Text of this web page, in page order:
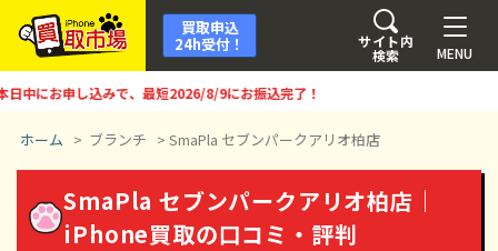
MENU
サイト内
検索
買取申込
24h受付！
お申し込みで、最短2026/8/9にお振込完了！
ホーム > ブランチ > SmaPla セブンパークアリオ柏店
SmaPla セブンパークアリオ柏店｜
iPhone買取の口コミ・評判